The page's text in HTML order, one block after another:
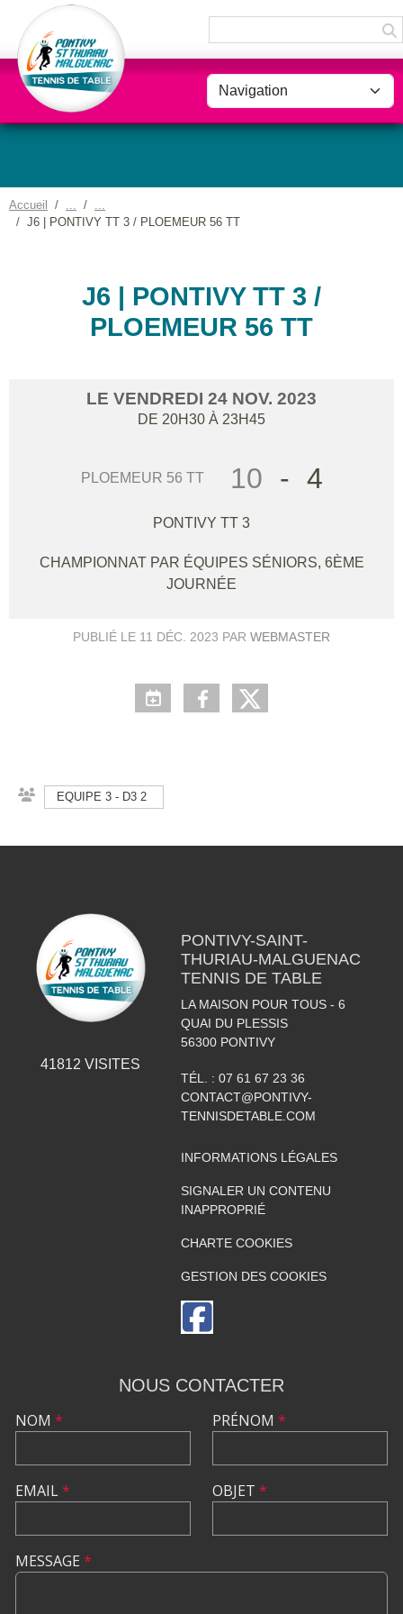
Accueil
J6 | PONTIVY TT 3 / PLOEMEUR 56 TT
J6 | PONTIVY TT 3 /
PLOEMEUR 56 TT
LE VENDREDI 24 NOV. 2023
DE 20H30 À 23H45
PLOEMEUR 56 TT 10 - 4
PONTIVY TT 3
CHAMPIONNAT PAR ÉQUIPES SÉNIORS, 6ÈME
JOURNÉE
PUBLIÉ LE 11 DÉC. 2023 PAR WEBMASTER
EQUIPE 3 - D3 2
41812 VISITES
PONTIVY-SAINT-
THURIAU-MALGUENAC
TENNIS DE TABLE
LA MAISON POUR TOUS - 6
QUAI DU PLESSIS
56300 PONTIVY
TÉL. : 07 61 67 23 36
CONTACT@PONTIVY-
TENNISDETABLE.COM
INFORMATIONS LÉGALES
SIGNALER UN CONTENU
INAPPROPRIÉ
CHARTE COOKIES
GESTION DES COOKIES
NOUS CONTACTER
NOM *
EMAIL*
PRÉNOM *
OBJET *
MESSAGE *
Panneau de gestion des cookies